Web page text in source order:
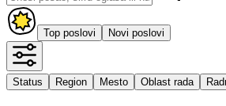
Top poslovi Novi poslovi
Status Region Mesto Oblast rada